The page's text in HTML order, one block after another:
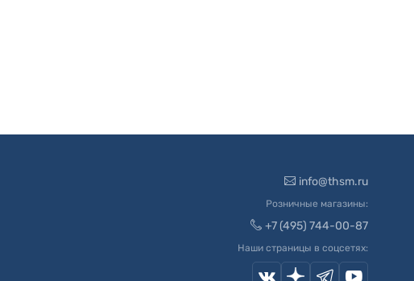
info@thsm.ru
Розничные магазины:
+7 (495) 744-00-87
Наши страницы в соцсетях: